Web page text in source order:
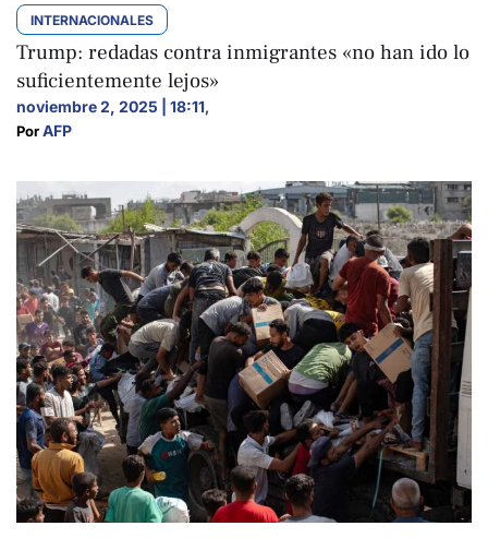
INTERNACIONALES
Trump: redadas contra inmigrantes «no han ido lo
suficientemente lejos»
noviembre 2, 2025 | 18:11,
Por AFP